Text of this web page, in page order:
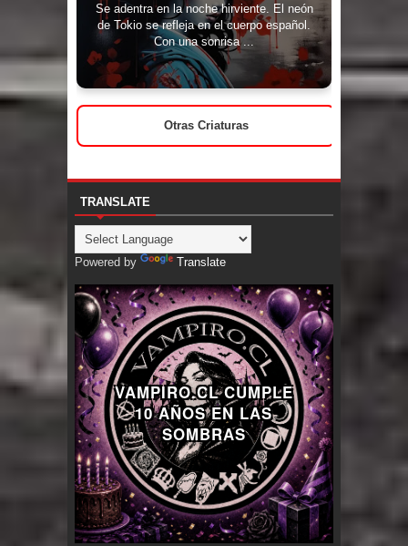
Se adentra en la noche hirviente. El neón
de Tokio se refleja en el cuerpo español.
Con una sonrisa ...
Otras Criaturas
TRANSLATE
Powered by Translate
VAMPIRO.CL CUMPLE
10 AÑOS EN LAS
SOMBRAS